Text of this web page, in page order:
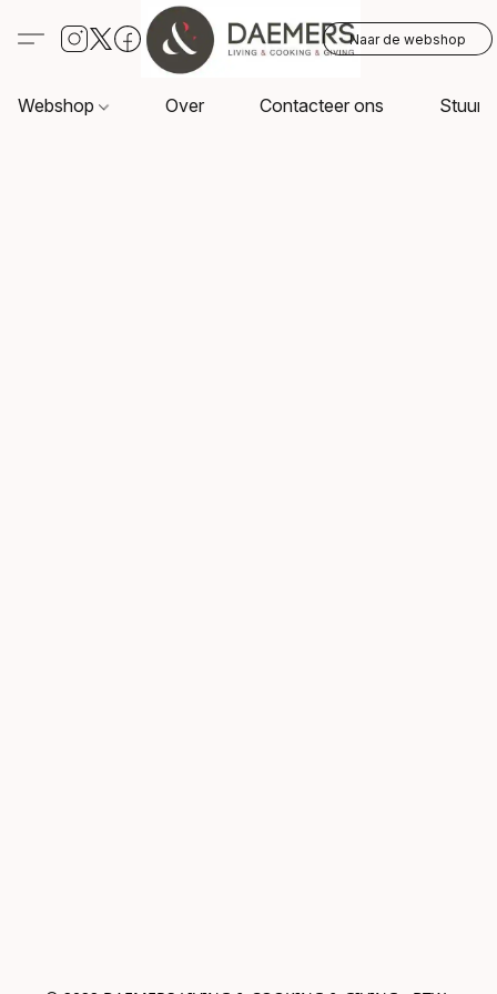
Naar de webshop
Webshop Over Contacteer ons Stuur